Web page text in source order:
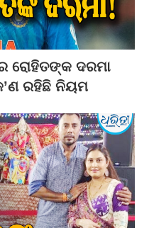
ରୋହିତଙ୍କ ଦରମା
ରହିଛି ନିୟମ